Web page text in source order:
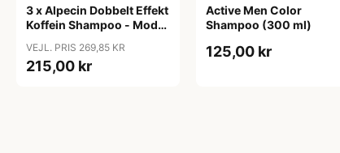
3 x Alpecin Dobbelt Effekt
Koffein Shampoo - Mod
VEJL. PRIS 269,85 KR
215,00 kr
Active Men Color
Shampoo (300 ml)
125,00 kr